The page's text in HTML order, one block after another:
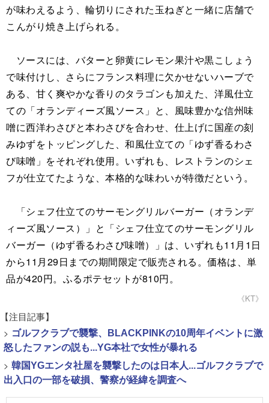
が味わえるよう、輪切りにされた玉ねぎと一緒に店舗で
こんがり焼き上げられる。
ソースには、バターと卵黄にレモン果汁や黒こしょう
で味付けし、さらにフランス料理に欠かせないハーブで
ある、甘く爽やかな香りのタラゴンも加えた、洋風仕立
ての「オランディーズ風ソース」と、風味豊かな信州味
噌に西洋わさびと本わさびを合わせ、仕上げに国産の刻
みゆずをトッピングした、和風仕立ての「ゆず香るわさ
び味噌」をそれぞれ使用。いずれも、レストランのシェ
フが仕立てたような、本格的な味わいが特徴だという。
「シェフ仕立てのサーモングリルバーガー（オランデ
ィーズ風ソース）」と「シェフ仕立てのサーモングリル
バーガー（ゆず香るわさび味噌）」は、いずれも11月1日
から11月29日までの期間限定で販売される。価格は、単
品が420円。ふるポテセットが810円。
《KT》
【注目記事】
> ゴルフクラブで襲撃、BLACKPINKの10周年イベントに激
怒したファンの説も...YG本社で女性が暴れる
> 韓国YGエンタ社屋を襲撃したのは日本人...ゴルフクラブで
出入口の一部を破損、警察が経緯を調査へ